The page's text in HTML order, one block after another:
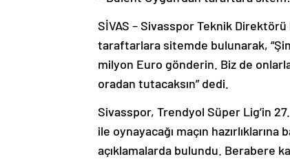
SİVAS – Sivasspor Teknik
taraftarlara sitemde bulunarak,
milyon Euro gönderin. Biz de
oradan tutacaksın” dedi.
Sivasspor, Trendyol Süper Lig’in
ile oynayacağı maçın
açıklamalarda bulundu. Berabere